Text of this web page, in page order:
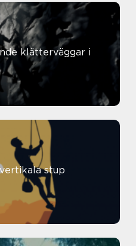
klätterväggar i
stup